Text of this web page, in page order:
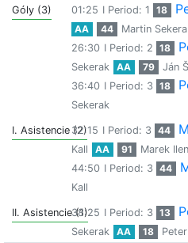
Góly (3) 01:25 I Period: 1 18
AA
44
Martin
26:30 I Period: 2 18
Sekerak
AA 79
Ján
36:40 I Period: 3 18
Sekerak
I. Asistencie (2)32:15 I Period: 3 44
Kall
AA 91
Marek
44:50 I Period: 3 44
Kall
II. Asistencie (1)
38:25 I Period: 3 13
Sekerak
AA 18